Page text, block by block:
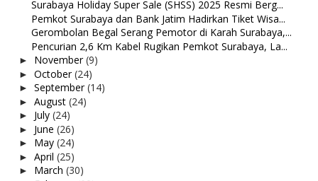
Surabaya Holiday Super Sale (SHSS) 2025 Resmi Berg...
Pemkot Surabaya dan Bank Jatim Hadirkan Tiket Wisa...
Gerombolan Begal Serang Pemotor di Karah Surabaya,...
Pencurian 2,6 Km Kabel Rugikan Pemkot Surabaya, La...
► November(9)
► October(24)
► September(14)
► August (24)
► July (24)
► June (26)
► May (24)
► April (25)
► March (30)